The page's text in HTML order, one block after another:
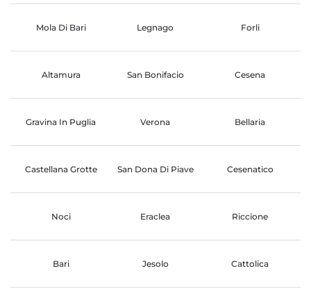
Mola Di Bari Legnago Forli
Altamura San Bonifacio Cesena
Gravina In Puglia Verona Bellaria
Castellana Grotte San Dona Di Piave Cesenatico
Noci Eraclea Riccione
Bari Jesolo Cattolica